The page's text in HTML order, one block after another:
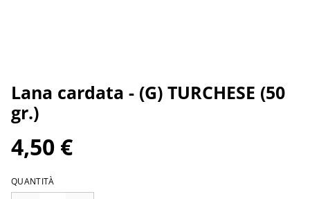
Lana cardata - (G) TURCHESE (50
gr.)
4,50 €
QUANTITÀ